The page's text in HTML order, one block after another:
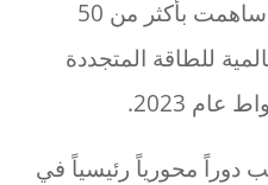
الصينية بأن هويمين إن بلاده ساهمت بأكثر من 50
للطاقة المتجددة
دوراً محورياً رئيسياً في